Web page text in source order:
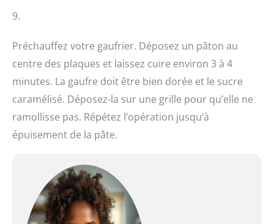
9.
Préchauffez votre gaufrier. Déposez un pâton au
centre des plaques et laissez cuire environ 3 à 4
minutes. La gaufre doit être bien dorée et le sucre
caramélisé. Déposez-la sur une grille pour qu’elle ne
ramollisse pas. Répétez l’opération jusqu’à
épuisement de la pâte.